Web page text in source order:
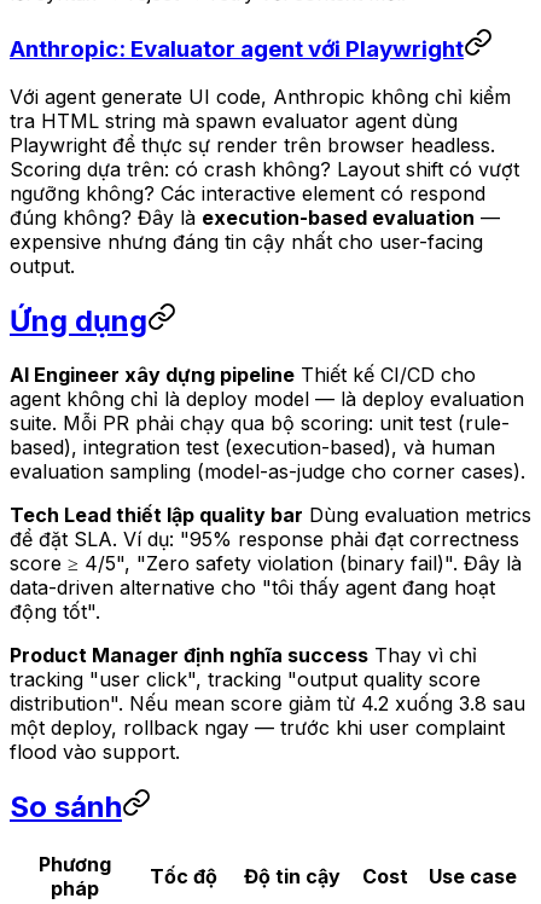
Anthropic: Evaluator agent với Playwright
Với agent generate UI code, Anthropic không chỉ kiểm
tra HTML string mà spawn evaluator agent dùng
Playwright để thực sự render trên browser headless.
Scoring dựa trên: có crash không? Layout shift có vượt
ngưỡng không? Các interactive element có respond
đúng không? Đây là execution-based evaluation —
expensive nhưng đáng tin cậy nhất cho user-facing
output.
Ứng dụng
AI Engineer xây dựng pipeline Thiết kế CI/CD cho
agent không chỉ là deploy model — là deploy evaluation
suite. Mỗi PR phải chạy qua bộ scoring: unit test (rule-
based), integration test (execution-based), và human
evaluation sampling (model-as-judge cho corner cases).
Tech Lead thiết lập quality bar Dùng evaluation metrics
để đặt SLA. Ví dụ: "95% response phải đạt correctness
score ≥ 4/5", "Zero safety violation (binary fail)". Đây là
data-driven alternative cho "tôi thấy agent đang hoạt
động tốt".
Product Manager định nghĩa success Thay vì chỉ
tracking "user click", tracking "output quality score
distribution". Nếu mean score giảm từ 4.2 xuống 3.8 sau
một deploy, rollback ngay — trước khi user complaint
flood vào support.
So sánh
Phương
pháp
Tốc độ Độ tin cậy Cost Use case